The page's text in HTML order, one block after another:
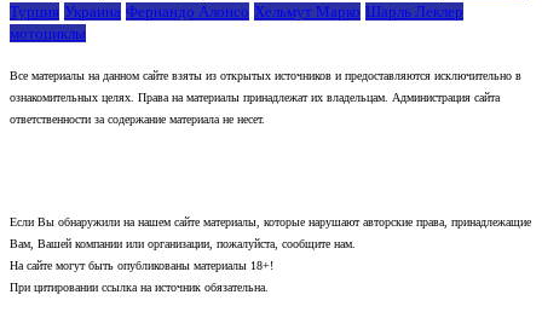
Турция Украина Фернандо Алонсо Хельмут Марко Шарль Леклер
мотоциклы
Все материалы на данном сайте взяты из открытых источников и предоставляются исключительно в
ознакомительных целях. Права на материалы принадлежат их владельцам. Администрация сайта
ответственности за содержание материала не несет.
Если Вы обнаружили на нашем сайте материалы, которые нарушают авторские права, принадлежащие
Вам, Вашей компании или организации, пожалуйста, сообщите нам.
На сайте могут быть опубликованы материалы 18+!
При цитировании ссылка на источник обязательна.